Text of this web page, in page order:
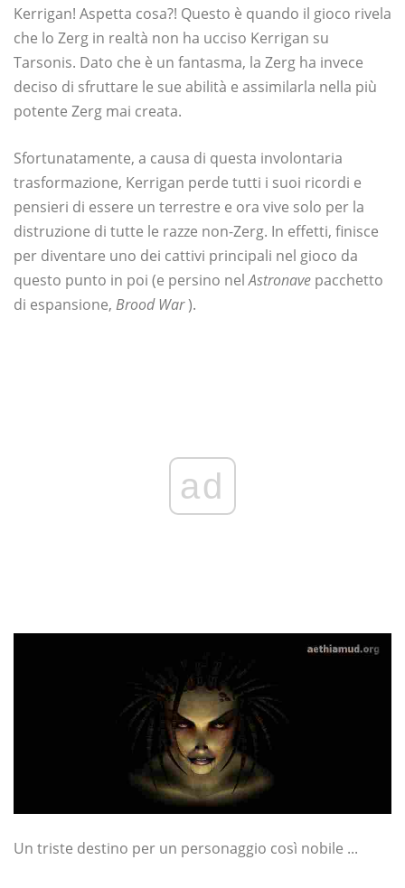
Kerrigan! Aspetta cosa?! Questo è quando il gioco rivela
che lo Zerg in realtà non ha ucciso Kerrigan su
Tarsonis. Dato che è un fantasma, la Zerg ha invece
deciso di sfruttare le sue abilità e assimilarla nella più
potente Zerg mai creata.
Sfortunatamente, a causa di questa involontaria
trasformazione, Kerrigan perde tutti i suoi ricordi e
pensieri di essere un terrestre e ora vive solo per la
distruzione di tutte le razze non-Zerg. In effetti, finisce
per diventare uno dei cattivi principali nel gioco da
questo punto in poi (e persino nelAstronave pacchetto
di espansione, Brood War).
ad
Un triste destino per un personaggio così nobile ...